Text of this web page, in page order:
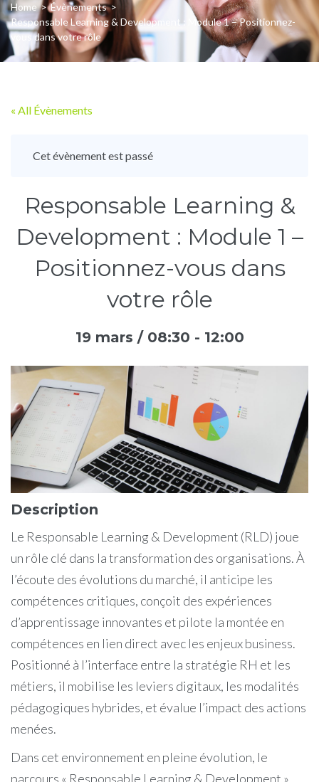
Home > Évènements >
Responsable Learning & Development : Module 1 – Positionnez-
vous dans votre rôle
« All Évènements
Cet évènement est passé
Responsable Learning &
Development : Module 1 –
Positionnez-vous dans
votre rôle
19 mars / 08:30 - 12:00
Description
Le Responsable Learning & Development (RLD) joue
un rôle clé dans la transformation des organisations. À
l’écoute des évolutions du marché, il anticipe les
compétences critiques, conçoit des expériences
d’apprentissage innovantes et pilote la montée en
compétences en lien direct avec les enjeux business.
Positionné à l’interface entre la stratégie RH et les
métiers, il mobilise les leviers digitaux, les modalités
pédagogiques hybrides, et évalue l’impact des actions
menées.
Dans cet environnement en pleine évolution, le
parcours « Responsable Learning & Development »